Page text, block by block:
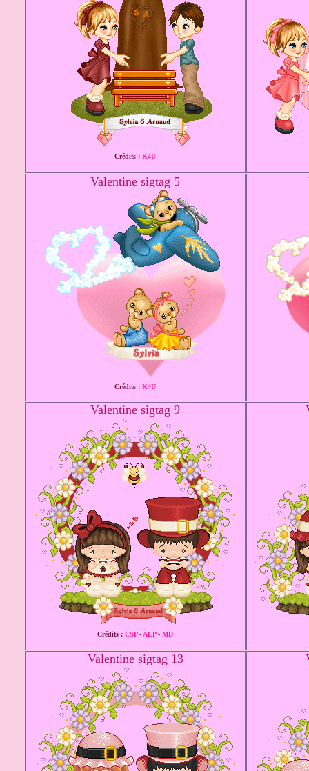
Crédits : K4U
Valentine sigtag 5
Crédits : K4U
Valentine sigtag 9
Crédits : CSP- ALP- MD
Valentine sigtag 13